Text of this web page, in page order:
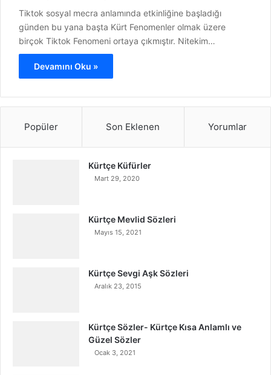
Tiktok sosyal mecra anlamında etkinliğine başladığı
günden bu yana başta Kürt Fenomenler olmak üzere
birçok Tiktok Fenomeni ortaya çıkmıştır. Nitekim…
Devamını Oku »
Popüler Son Eklenen Yorumlar
Kürtçe Küfürler
Mart 29, 2020
Kürtçe Mevlid Sözleri
Mayıs 15, 2021
Kürtçe Sevgi Aşk Sözleri
Aralık 23, 2015
Kürtçe Sözler- Kürtçe Kısa Anlamlı ve
Güzel Sözler
Ocak 3, 2021